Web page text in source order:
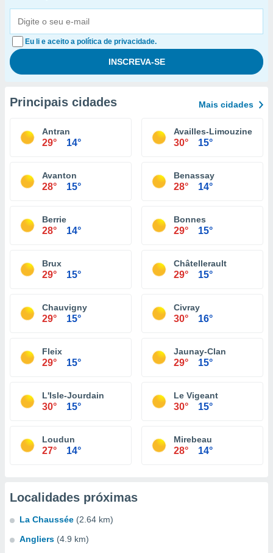
Eu li e aceito a política de privacidade.
Principais cidades Mais cidades
Antran
29° 14°
Availles-Limouzine
30° 15°
Avanton
28° 15°
Benassay
28° 14°
Berrie
28° 14°
Bonnes
29° 15°
Brux
29° 15°
Châtellerault
29° 15°
Chauvigny
29° 15°
Civray
30° 16°
Fleix
29° 15°
Jaunay-Clan
29° 15°
L'Isle-Jourdain
30° 15°
Le Vigeant
30° 15°
Loudun
27° 14°
Mirebeau
28° 14°
Localidades próximas
La Chaussée (2.64 km)
Angliers (4.9 km)